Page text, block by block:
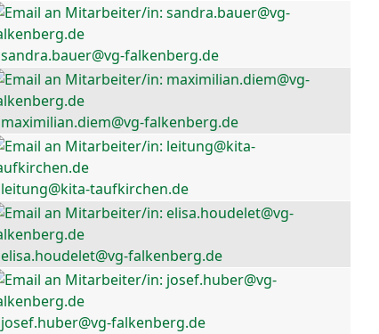
sandra.bauer@vg-falkenberg.de
maximilian.diem@vg-falkenberg.de
leitung@kita-taufkirchen.de
elisa.houdelet@vg-falkenberg.de
josef.huber@vg-falkenberg.de